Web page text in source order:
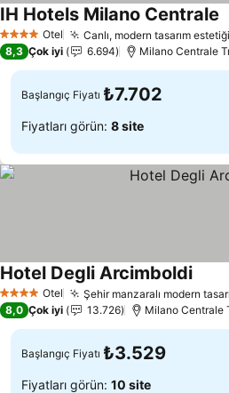
4 Yıldız Otel Canlı, modern tasarım estetiği
IH Hotels Milano Centrale
8,3 Çok iyi 6.694 Milano Centrale
Başlangıç Fiyatı ₺7.702
Fiyatları görün: 8 site
4 Yıldız Otel Şehir manzaralı modern
Hotel Degli Arcimboldi
8,0 Çok iyi 13.726 Milano Centrale
Başlangıç Fiyatı ₺3.529
Fiyatları görün: 10 site